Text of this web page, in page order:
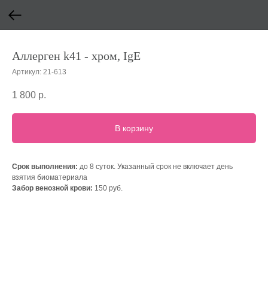
Аллерген k41 - хром, IgE
Артикул: 21-613
1 800 р.
В корзину
Срок выполнения: до 8 суток. Указанный срок не включает день
взятия биоматериала
Забор венозной крови: 150 руб.